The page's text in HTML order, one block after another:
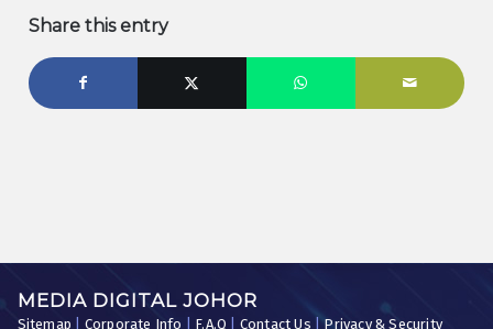
Share this entry
MEDIA DIGITAL JOHOR
Sitemap Corporate Info F.A.Q Contact Us |Privacy & Security